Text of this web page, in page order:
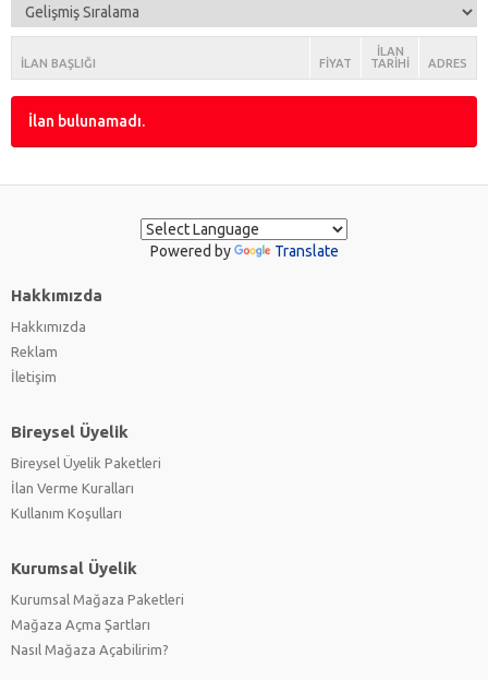
Güzel Konuşma & Diksiyon
Fotoğrafçılık (0)
İLAN BAŞLIĞI
FIYAT
İLAN
TARIHI
ADRES
İlan bulunamadı.
Powered by Translate
Hakkımızda
Hakkımızda
Reklam
İletişim
Bireysel Üyelik
Bireysel Üyelik Paketleri
İlan Verme Kuralları
Kullanım Koşulları
Kurumsal Üyelik
Kurumsal Mağaza Paketleri
Mağaza Açma Şartları
Nasıl Mağaza Açabilirim?